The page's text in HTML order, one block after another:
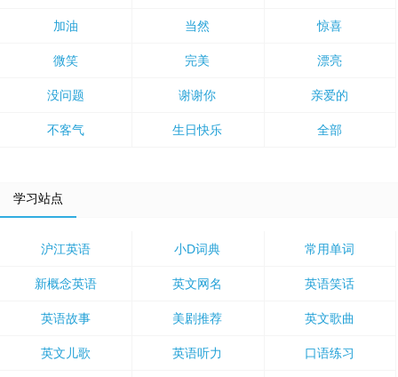
加油 当然 惊喜
微笑 完美 漂亮
没问题 谢谢你 亲爱的
不客气 生日快乐 全部
学习站点
沪江英语 小D词典 常用单词
新概念英语 英文网名 英语笑话
英语故事 美剧推荐 英文歌曲
英文儿歌 英语听力 口语练习